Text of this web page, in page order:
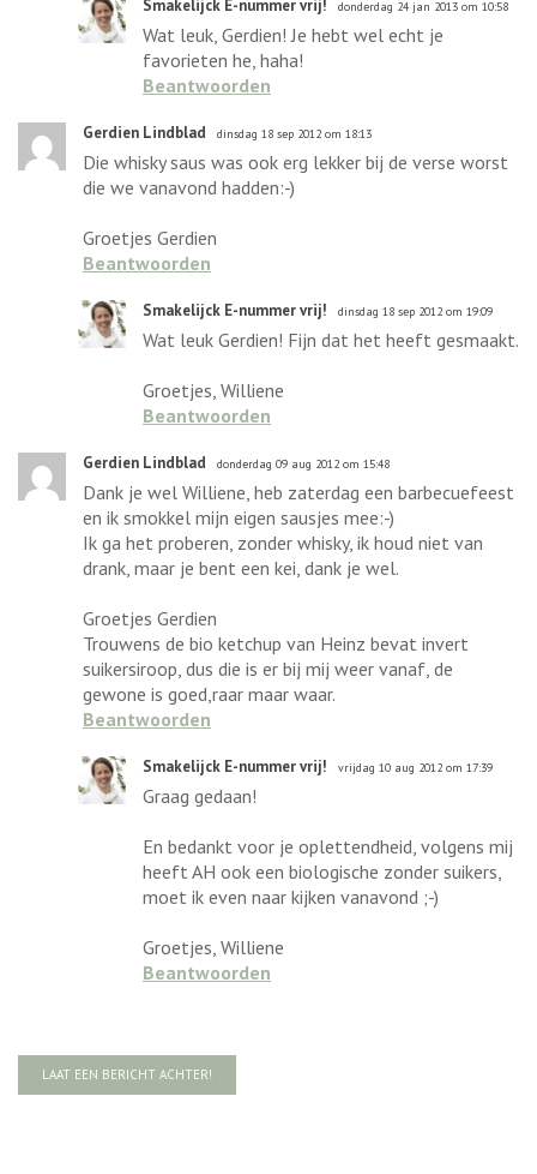
Smakelijck E-nummer vrij! donderdag 24 jan 2013 om 10:58
Wat leuk, Gerdien! Je hebt wel echt je
favorieten he, haha!
Beantwoorden
Gerdien Lindblad dinsdag 18 sep 2012 om 18:13
Die whisky saus was ook erg lekker bij de verse worst
die we vanavond hadden:-)
Groetjes Gerdien
Beantwoorden
Smakelijck E-nummer vrij! dinsdag 18 sep 2012 om 19:09
Wat leuk Gerdien! Fijn dat het heeft gesmaakt.
Groetjes, Williene
Beantwoorden
Gerdien Lindblad donderdag 09 aug 2012 om 15:48
Dank je wel Williene, heb zaterdag een barbecuefeest
en ik smokkel mijn eigen sausjes mee:-)
Ik ga het proberen, zonder whisky, ik houd niet van
drank, maar je bent een kei, dank je wel.
Groetjes Gerdien
Trouwens de bio ketchup van Heinz bevat invert
suikersiroop, dus die is er bij mij weer vanaf, de
gewone is goed,raar maar waar.
Beantwoorden
Smakelijck E-nummer vrij! vrijdag 10 aug 2012 om 17:39
Graag gedaan!
En bedankt voor je oplettendheid, volgens mij
heeft AH ook een biologische zonder suikers,
moet ik even naar kijken vanavond ;-)
Groetjes, Williene
Beantwoorden
LAAT EEN BERICHT ACHTER!